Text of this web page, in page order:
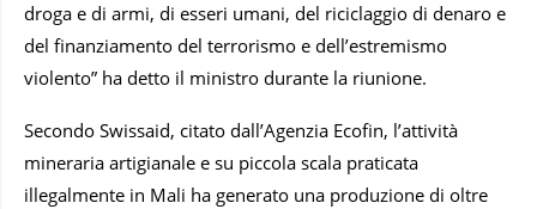
droga e di armi, di esseri umani, del riciclaggio di denaro e
del finanziamento del terrorismo e dell’estremismo
violento” ha detto il ministro durante la riunione.
Secondo Swissaid, citato dall’Agenzia Ecofin, l’attività
mineraria artigianale e su piccola scala praticata
illegalmente in Mali ha generato una produzione di oltre